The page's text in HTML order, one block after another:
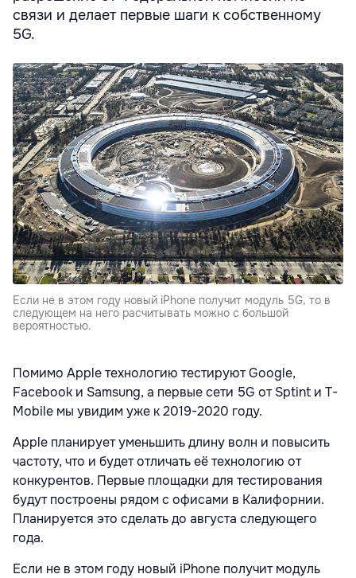
связи и делает первые шаги к собственному
5G.
Если не в этом году новый iPhone получит модуль 5G, то в
следующем на него расчитывать можно с большой
вероятностью.
Помимо Apple технологию тестируют Google,
Facebook и Samsung, а первые сети 5G от Sptint и T-
Mobile мы увидим уже к 2019-2020 году.
Apple планирует уменьшить длину волн и повысить
частоту, что и будет отличать её технологию от
конкурентов. Первые площадки для тестирования
будут построены рядом с офисами в Калифорнии.
Планируется это сделать до августа следующего
года.
Если не в этом году новый iPhone получит модуль